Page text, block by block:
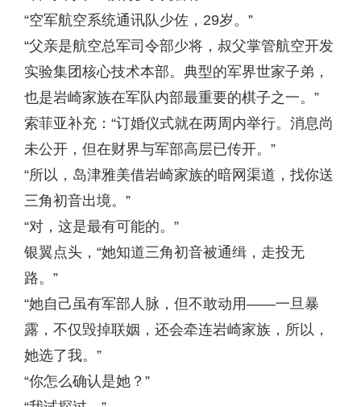
“空军航空系统通讯队少佐，29岁。”
“父亲是航空总军司令部少将，叔父掌管航空开发
实验集团核心技术本部。典型的军界世家子弟，
也是岩崎家族在军队内部最重要的棋子之一。”
索菲亚补充：“订婚仪式就在两周内举行。消息尚
未公开，但在财界与军部高层已传开。”
“所以，岛津雅美借岩崎家族的暗网渠道，找你送
三角初音出境。”
“对，这是最有可能的。”
银翼点头，“她知道三角初音被通缉，走投无
路。”
“她自己虽有军部人脉，但不敢动用——一旦暴
露，不仅毁掉联姻，还会牵连岩崎家族，所以，
她选了我。”
“你怎么确认是她？”